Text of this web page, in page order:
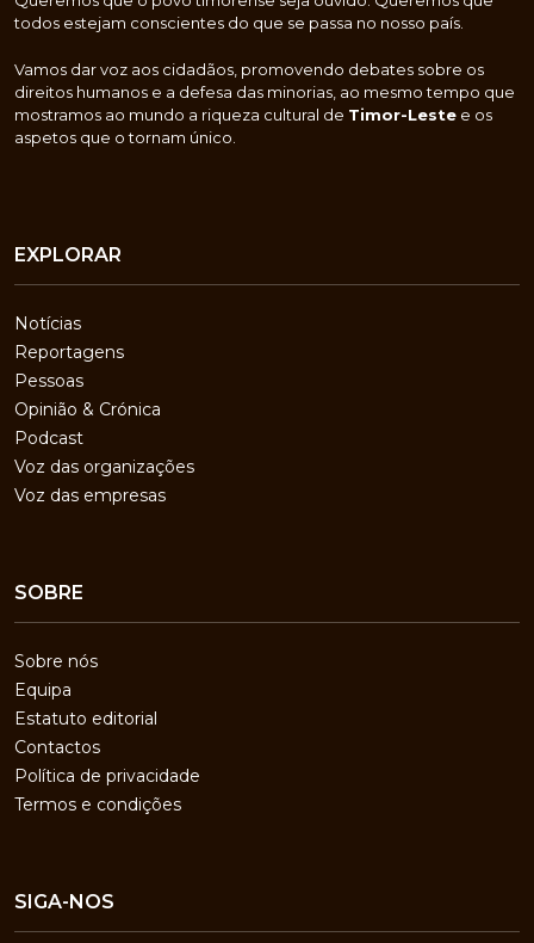
todos estejam conscientes do que se passa no nosso país.
Vamos dar voz aos cidadãos, promovendo debates sobre os
direitos humanos e a defesa das minorias, ao mesmo tempo que
mostramos ao mundo a riqueza cultural de Timor-Leste e os
aspetos que o tornam único.
EXPLORAR
Notícias
Reportagens
Pessoas
Opinião & Crónica
Podcast
Voz das organizações
Voz das empresas
SOBRE
Sobre nós
Equipa
Estatuto editorial
Contactos
Política de privacidade
Termos e condições
SIGA-NOS